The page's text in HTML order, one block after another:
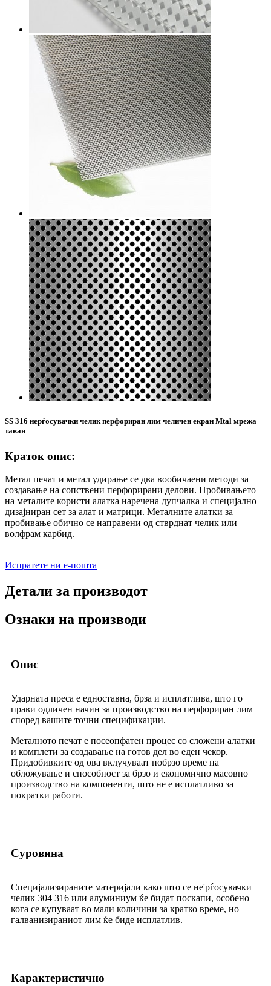
SS 316 нерѓосувачки челик перфориран лим челичен екран Mtal мрежа
таван
Краток опис:
Метал печат и метал удирање се два вообичаени методи за
создавање на сопствени перфорирани делови. Пробивањето
на металите користи алатка наречена дупчалка и специјално
дизајниран сет за алат и матрици. Металните алатки за
пробивање обично се направени од стврднат челик или
волфрам карбид.
Испратете ни е-пошта
Детали за производот
Ознаки на производи
Опис
Ударната преса е едноставна, брза и исплатлива, што го
прави одличен начин за производство на перфориран лим
според вашите точни спецификации.
Металното печат е посеопфатен процес со сложени алатки
и комплети за создавање на готов дел во еден чекор.
Придобивките од ова вклучуваат побрзо време на
обложување и способност за брзо и економично масовно
производство на компоненти, што не е исплатливо за
пократки работи.
Суровина
Специјализираните материјали како што се не'рѓосувачки
челик 304 316 или алуминиум ќе бидат поскапи, особено
кога се купуваат во мали количини за кратко време, но
галванизираниот лим ќе биде исплатлив.
Карактеристично